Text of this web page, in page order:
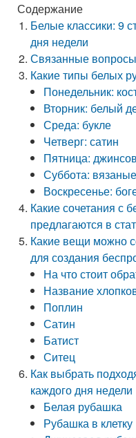
Содержание
Белые классики: 9
дня недели
Связанные
Какие типы белых
Понедельник:
Вторник: белый
Среда: букле
Четверг: сатин
Пятница:
Суббота:
Воскресенье:
Какие сочетания с
предлагаются в
Какие вещи можно
для создания
На что стоит
Название
Поплин
Сатин
Батист
Ситец
Как выбрать
каждого дня недели
Белая рубашка
Рубашка в клетку